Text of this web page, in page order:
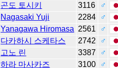
곤도 토시키 3116
♂
Nagasaki Yuji 2284
♂
Yanagawa Hiromasa 2561
♂
다카하시 스케타스 2742
♂
고노 린 3387
♂
하라 마사카즈 3100
♂